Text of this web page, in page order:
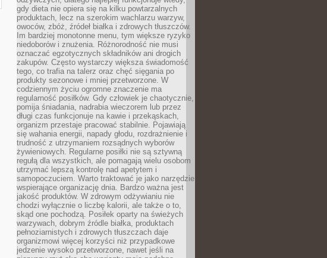
gdy dieta nie opiera się na kilku powtarzalnych
produktach, lecz na szerokim wachlarzu warzyw,
owoców, zbóż, źródeł białka i zdrowych tłuszczów.
Im bardziej monotonne menu, tym większe ryzyko
niedoborów i znużenia. Różnorodność nie musi
oznaczać egzotycznych składników ani drogich
zakupów. Często wystarczy większa świadomość
tego, co trafia na talerz oraz chęć sięgania po
produkty sezonowe i mniej przetworzone. W
codziennym życiu ogromne znaczenie ma
regularność posiłków. Gdy człowiek je chaotycznie,
pomija śniadania, nadrabia wieczorem lub przez
długi czas funkcjonuje na kawie i przekąskach,
organizm przestaje pracować stabilnie. Pojawiają
się wahania energii, napady głodu, rozdrażnienie i
trudność z utrzymaniem rozsądnych wyborów
żywieniowych. Regularne posiłki nie są sztywną
regułą dla wszystkich, ale pomagają wielu osobom
utrzymać lepszą kontrolę nad apetytem i
samopoczuciem. Warto traktować je jako narzędzie
wspierające organizację dnia. Bardzo ważna jest
jakość produktów. W zdrowym odżywianiu nie
chodzi wyłącznie o liczbę kalorii, ale także o to,
skąd one pochodzą. Posiłek oparty na świeżych
warzywach, dobrym źródle białka, produktach
pełnoziarnistych i zdrowych tłuszczach daje
organizmowi więcej korzyści niż przypadkowe
jedzenie wysoko przetworzone, nawet jeśli na